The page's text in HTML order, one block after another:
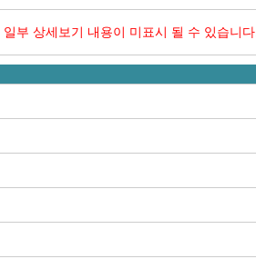
부 상세보기 내용이 미표시 될 수 있습니다.